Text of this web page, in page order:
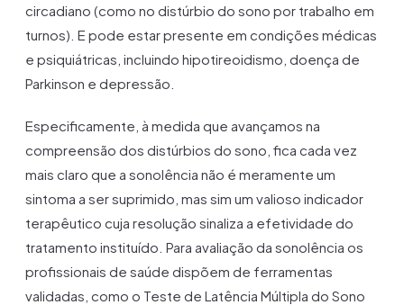
circadiano (como no distúrbio do sono por trabalho em
turnos). E pode estar presente em condições médicas
e psiquiátricas, incluindo hipotireoidismo, doença de
Parkinson e depressão.
Especificamente, à medida que avançamos na
compreensão dos distúrbios do sono, fica cada vez
mais claro que a sonolência não é meramente um
sintoma a ser suprimido, mas sim um valioso indicador
terapêutico cuja resolução sinaliza a efetividade do
tratamento instituído. Para avaliação da sonolência os
profissionais de saúde dispõem de ferramentas
validadas, como o Teste de Latência Múltipla do Sono